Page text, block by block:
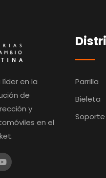
en la
de
y
en el
Parrilla
Bieleta